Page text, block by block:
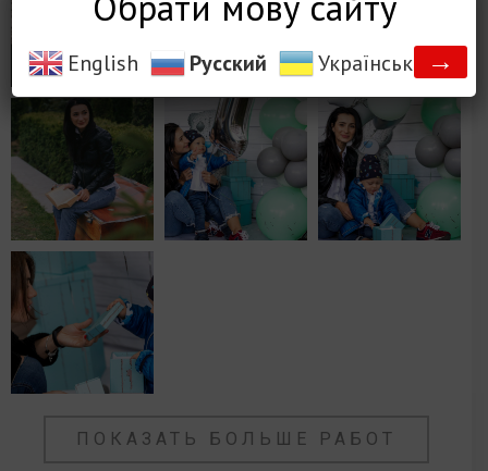
ПОКАЗАТЬ БОЛЬШЕ РАБОТ
English Русский Українська →